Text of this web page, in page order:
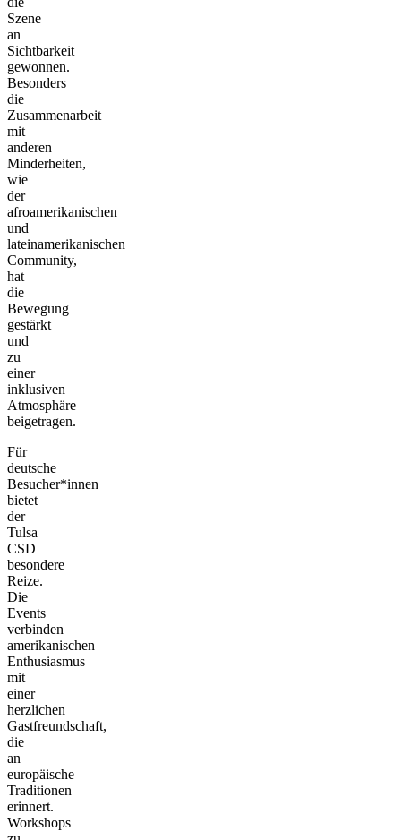
Szene
an
Sichtbarkeit
gewonnen.
Besonders
die
Zusammenarbeit
mit
anderen
Minderheiten,
wie
der
afroamerikanischen
und
lateinamerikanischen
Community,
hat
die
Bewegung
gestärkt
und
zu
einer
inklusiven
Atmosphäre
beigetragen.
Für
deutsche
Besucher*innen
bietet
der
Tulsa
CSD
besondere
Reize.
Die
Events
verbinden
amerikanischen
Enthusiasmus
mit
einer
herzlichen
Gastfreundschaft,
die
an
europäische
Traditionen
erinnert.
Workshops